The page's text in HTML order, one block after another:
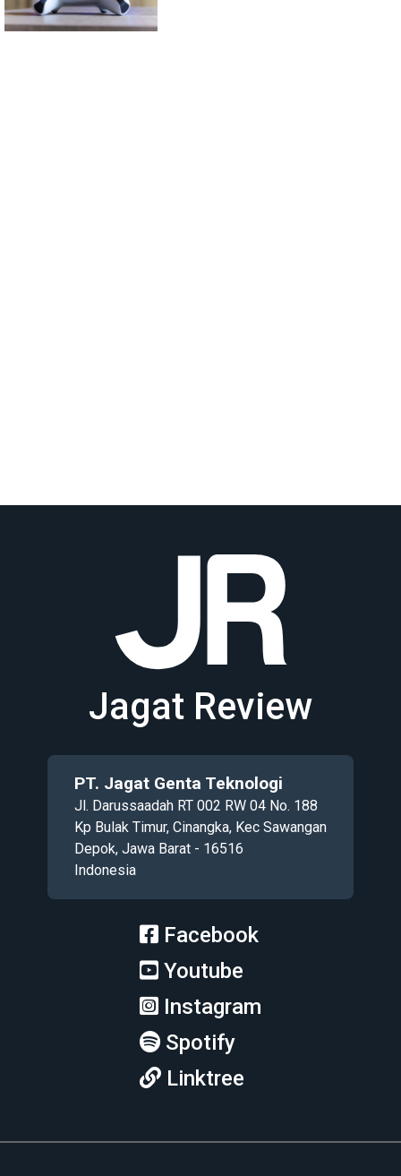
Jagat Review
PT. Jagat Genta Teknologi
Jl. Darussaadah RT 002 RW 04 No. 188
Kp Bulak Timur, Cinangka, Kec Sawangan
Depok, Jawa Barat - 16516
Indonesia
Facebook
Youtube
Instagram
Spotify
Linktree